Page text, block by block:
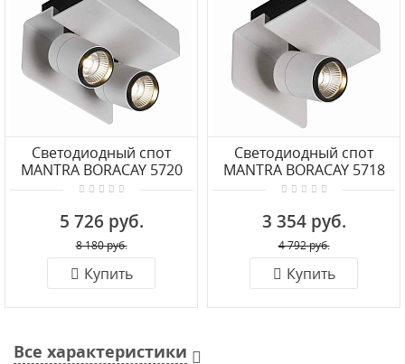
Светодиодный спот
MANTRA BORACAY 5720
5 726 руб.
8 180 руб.
Купить
Светодиодный спот
MANTRA BORACAY 5718
3 354 руб.
4 792 руб.
Купить
Все характеристики